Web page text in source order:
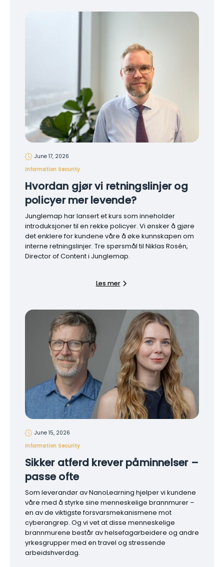
June 17, 2026
Information Security
Hvordan gjør vi retningslinjer og
policyer mer levende?
Junglemap har lansert et kurs som inneholder
introduksjoner til en rekke policyer. Vi ønsker å gjøre
det enklere for kundene våre å øke kunnskapen om
interne retningslinjer. Tre spørsmål til Niklas Rosén,
Director of Content i Junglemap.
Les mer
June 15, 2026
Information Security
Sikker atferd krever påminnelser –
passe ofte
Som leverandør av NanoLearning hjelper vi kundene
våre med å styrke sine menneskelige brannmurer –
en av de viktigste forsvarsmekanismene mot
cyberangrep. Og vi vet at disse menneskelige
brannmurene består av helsefagarbeidere og andre
yrkesgrupper med en travel og stressende
arbeidshverdag.